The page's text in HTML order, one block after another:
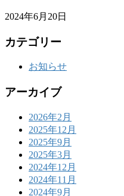
2024年6月20日
カテゴリー
お知らせ
アーカイブ
2026年2月
2025年12月
2025年9月
2025年3月
2024年12月
2024年11月
2024年9月